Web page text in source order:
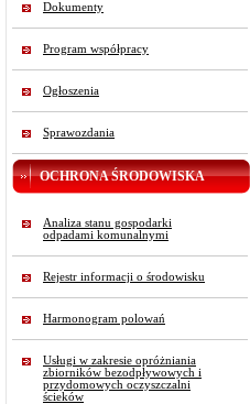
Dokumenty
Program współpracy
Ogłoszenia
Sprawozdania
OCHRONA ŚRODOWISKA
Analiza stanu gospodarki
odpadami komunalnymi
Rejestr informacji o środowisku
Harmonogram polowań
Usługi w zakresie opróżniania
zbiorników bezodpływowych i
przydomowych oczyszczalni
ścieków